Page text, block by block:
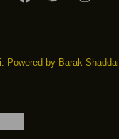
Powered by Barak Shaddai